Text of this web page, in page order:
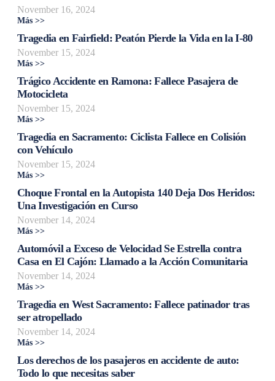
November 16, 2024
Más >>
Tragedia en Fairfield: Peatón Pierde la Vida en la I-80
November 15, 2024
Más >>
Trágico Accidente en Ramona: Fallece Pasajera de
Motocicleta
November 15, 2024
Más >>
Tragedia en Sacramento: Ciclista Fallece en Colisión
con Vehículo
November 15, 2024
Más >>
Choque Frontal en la Autopista 140 Deja Dos Heridos:
Una Investigación en Curso
November 14, 2024
Más >>
Automóvil a Exceso de Velocidad Se Estrella contra
Casa en El Cajón: Llamado a la Acción Comunitaria
November 14, 2024
Más >>
Tragedia en West Sacramento: Fallece patinador tras
ser atropellado
November 14, 2024
Más >>
Los derechos de los pasajeros en accidente de auto:
Todo lo que necesitas saber